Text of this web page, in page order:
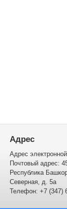
Адрес
Адрес
Почтовый адрес:
Республика
Северная, д. 5а
Телефон: +7 (347)